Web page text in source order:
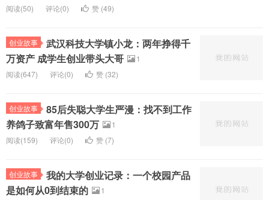
阅读(50) 评论(0) 赞 (49)
创业故事
武汉科技大学镇小龙：两年挣得千
万资产 成学生创业带头大哥
1
阅读(647) 评论(0) 赞 (32)
创业故事
85后失聪大学生严漫：找不到工作
养鸽子致富年售300万
1
阅读(159) 评论(0) 赞 (7)
创业故事
我的大学创业记录：一个校园产品
是如何从0到结束的
1